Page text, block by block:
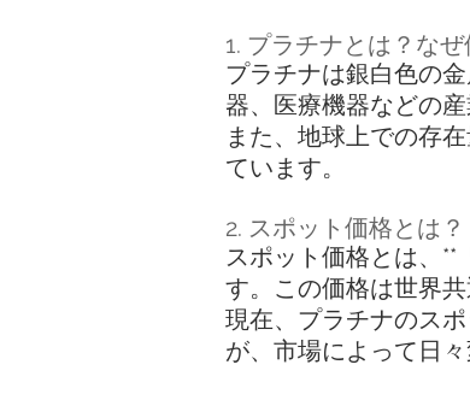
1. プラチナとは？な
プラチナは銀白色の
器、医療機器などの
また、地球上での存
ています。
2. スポット価格とは？
スポット価格とは、
す。この価格は世界
現在、プラチナのス
が、市場によって日々